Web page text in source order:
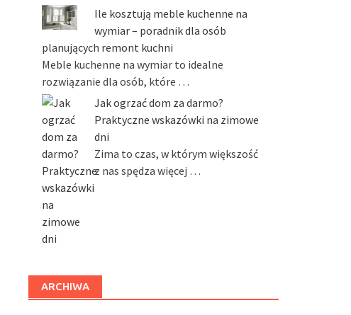
Ile kosztują meble kuchenne na
wymiar – poradnik dla osób
planujących remont kuchni
Meble kuchenne na wymiar to idealne
rozwiązanie dla osób, które …
Jak ogrzać dom za darmo?
Praktyczne wskazówki na zimowe
dni
Zima to czas, w którym większość
z nas spędza więcej …
ARCHIWA